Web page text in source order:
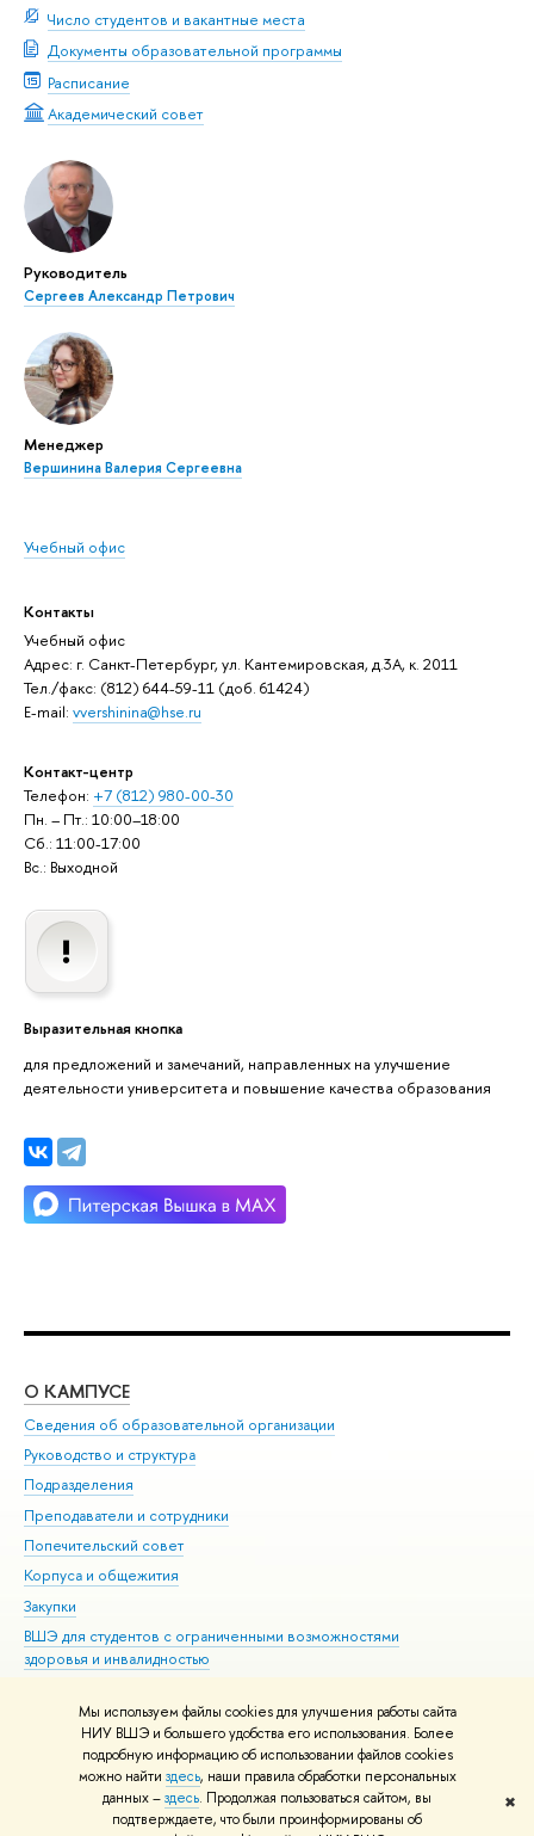
Мы используем файлы cookies для улучшения работы сайта
НИУ ВШЭ и большего удобства его использования. Более
подробную информацию об использовании файлов cookies
можно найти здесь, наши правила обработки персональных
данных –здесь. Продолжая пользоваться сайтом, вы
подтверждаете, что были проинформированы об
✖
Число студентов и вакантные места
Документы образовательной программы
Расписание
Академический совет
Руководитель
Сергеев Александр Петрович
Менеджер
Вершинина Валерия Сергеевна
Учебный офис
Контакты
Учебный офис
Адрес: г. Санкт-Петербург, ул. Кантемировская, д.3А, к. 2011
Тел./факс: (812) 644-59-11 (доб. 61424)
E-mail: vvershinina@hse.ru
Контакт-центр
Телефон: +7 (812) 980-00-30
Пн. – Пт.: 10:00–18:00
Сб.: 11:00-17:00
Вс.: Выходной
Выразительная кнопка
для предложений и замечаний, направленных на улучшение
деятельности университета и повышение качества образования
О КАМПУСЕ
Сведения об образовательной организации
Руководство и структура
Подразделения
Преподаватели и сотрудники
Попечительский совет
Корпуса и общежития
Закупки
ВШЭ для студентов с ограниченными возможностями
здоровья и инвалидностью
Единая платежная страница